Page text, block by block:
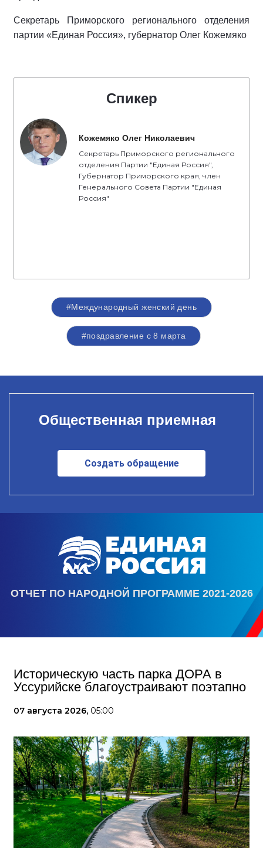
Секретарь Приморского регионального отделения
партии «Единая Россия», губернатор Олег Кожемяко
Спикер
Кожемяко Олег Николаевич
Секретарь Приморского регионального
отделения Партии "Единая Россия",
Губернатор Приморского края, член
Генерального Совета Партии "Единая
Россия"
#Международный женский день
#поздравление с 8 марта
Общественная приемная
Создать обращение
ОТЧЕТ ПО НАРОДНОЙ ПРОГРАММЕ 2021-2026
Историческую часть парка ДОРА в
Уссурийске благоустраивают поэтапно
07 августа 2026, 05:00